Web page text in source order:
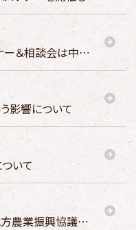
【就農支援】R8/8/8新規就農セミナー＆相談会は中止になりました
影響について
いて
【8/8/8相談会出展者情報】芦北地方農業振興協議会（JAあしきた）